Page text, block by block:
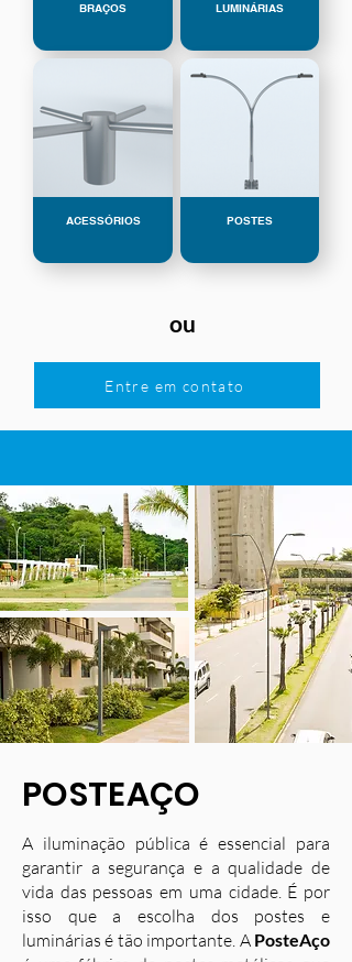
BRAÇOS LUMINÁRIAS
ACESSÓRIOS POSTES
ou
Entre em contato
POSTEAÇO
A iluminação pública é essencial para
garantir a segurança e a qualidade de
vida das pessoas em uma cidade. É por
isso que a escolha dos postes e
luminárias é tão importante. A PosteAço